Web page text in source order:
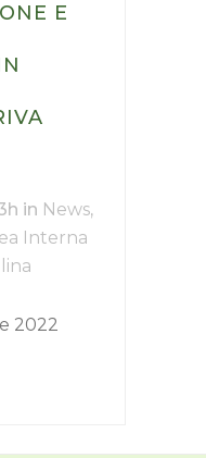
E
in News,
Interna
2022